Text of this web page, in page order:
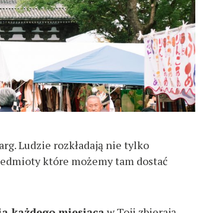
Ludzie rozkładają nie tylko
które możemy tam dostać